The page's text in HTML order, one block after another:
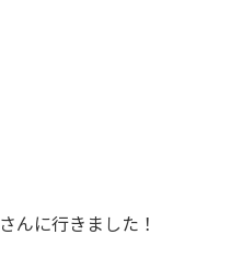
さんに行きました！